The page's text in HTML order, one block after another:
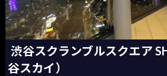
渋谷スクランブルスクエア
谷スカイ）